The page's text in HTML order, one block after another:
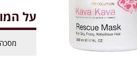
על
מסכה